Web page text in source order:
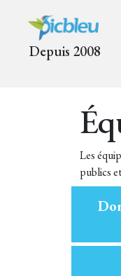
Depuis 2008
Les
publics